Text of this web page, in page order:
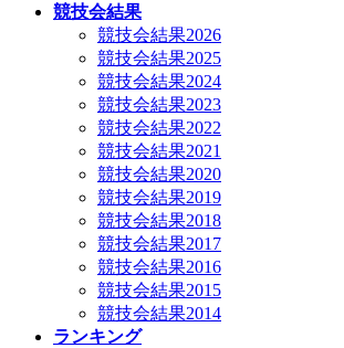
競技会結果
競技会結果2026
競技会結果2025
競技会結果2024
競技会結果2023
競技会結果2022
競技会結果2021
競技会結果2020
競技会結果2019
競技会結果2018
競技会結果2017
競技会結果2016
競技会結果2015
競技会結果2014
ランキング